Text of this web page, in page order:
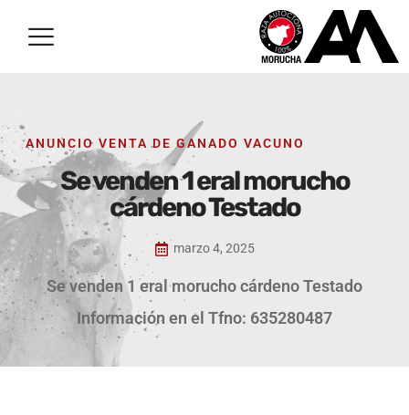
ANUNCIO VENTA DE GANADO VACUNO
Se venden 1 eral morucho
cárdeno Testado
marzo 4, 2025
Se venden 1 eral morucho cárdeno Testado
Información en el Tfno: 635280487